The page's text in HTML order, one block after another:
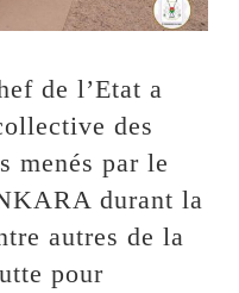
de l’Etat a
des
menés par le
durant la
autres de la
pour